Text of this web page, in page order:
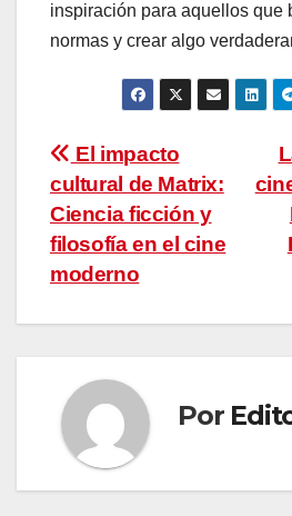
inspiración para aquellos que
normas y crear algo
Navegación
de
entradas
El impacto
cultural de Matrix:
Ciencia ficción y
filosofía en el cine
moderno
Por